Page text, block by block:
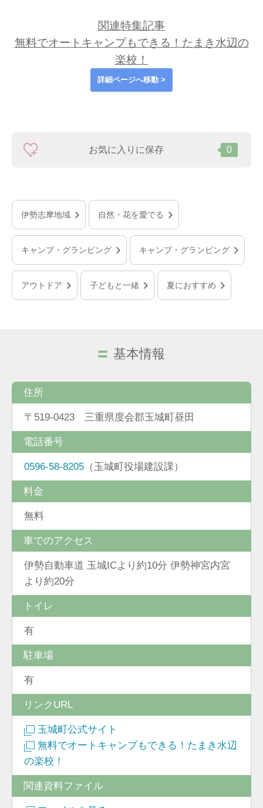
関連特集記事
無料でオートキャンプもできる！たまき水辺の
楽校！
詳細ページへ移動 >
お気に入りに保存 0
伊勢志摩地域 自然・花を愛でる
キャンプ・グランピング キャンプ・グランピング
アウトドア 子どもと一緒 夏におすすめ
基本情報
住所
〒519-0423 三重県度会郡玉城町昼田
電話番号
0596-58-8205 （玉城町役場建設課）
料金
無料
車でのアクセス
伊勢自動車道 玉城ICより約10分 伊勢神宮内宮
より約20分
トイレ
有
駐車場
有
リンクURL
玉城町公式サイト
無料でオートキャンプもできる！たまき水辺
の楽校！
関連資料ファイル